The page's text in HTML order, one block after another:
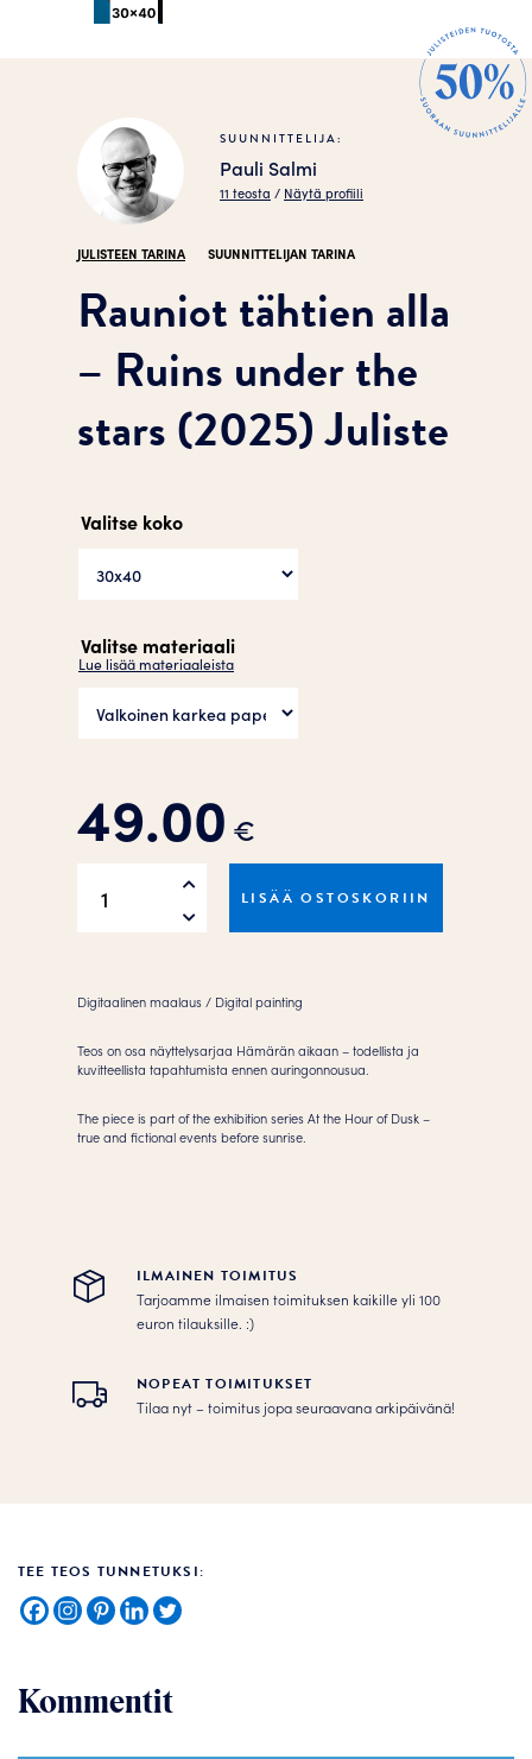
SUUNNITTELIJA:
Pauli Salmi
11 teosta / Näytä profiili
JULISTEEN TARINA SUUNNITTELIJAN TARINA
Rauniot tähtien alla
– Ruins under the
stars (2025) Juliste
Valitse koko
Valitse materiaali
Lue lisää materiaaleista
49.00 €
tähtien
under
the
stars
Juliste
LISÄÄ OSTOSKORIIN
Digitaalinen maalaus / Digital painting
Teos on osa näyttelysarjaa Hämärän aikaan – todellista ja
kuvitteellista tapahtumista ennen auringonnousua.
The piece is part of the exhibition series At the Hour of Dusk –
true and fictional events before sunrise.
ILMAINEN TOIMITUS
Tarjoamme ilmaisen toimituksen kaikille yli 100
euron tilauksille. :­­)
NOPEAT TOIMITUKSET
Tilaa nyt – toimitus jopa seuraavana arkipäivänä!
TEE TEOS TUNNETUKSI:
Kommentit